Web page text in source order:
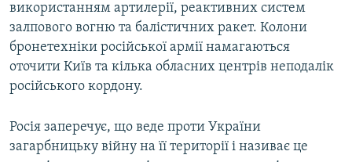
використанням артилерії, реактивних систем
залпового вогню та балістичних ракет. Колони
бронетехніки російської армії намагаються
оточити Київ та кілька обласних центрів неподалік
російського кордону.
Росія заперечує, що веде проти України
загарбницьку війну на її території і називає це